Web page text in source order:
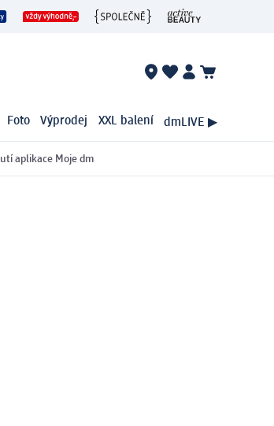
Foto Výprodej XXL balení dmLIVE ▶
aplikace Moje dm